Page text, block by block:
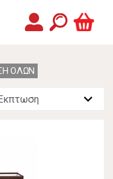
ΟΛΩΝ